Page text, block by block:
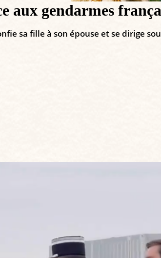
aux gendarmes
sa fille à son épouse et se dirige